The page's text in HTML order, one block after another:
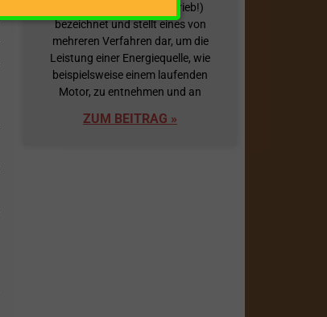
Nebenabtrieb (nicht -antrieb!)
bezeichnet und stellt eines von
mehreren Verfahren dar, um die
Leistung einer Energiequelle, wie
beispielsweise einem laufenden
Motor, zu entnehmen und an
ZUM BEITRAG »